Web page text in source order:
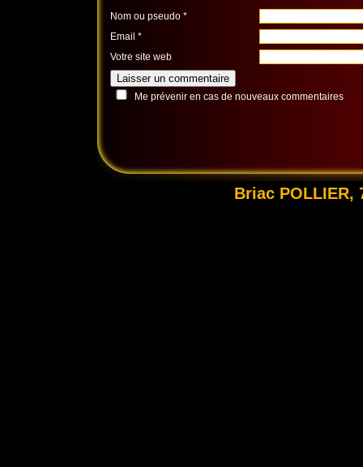
Nom ou pseudo *
Email *
Votre site web
Me prévenir en cas de nouveaux commentaires
Briac POLLIER,